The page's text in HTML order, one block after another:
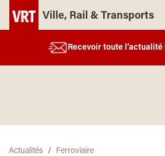
Ville, Rail & Transports
Recevoir toute
Actualités
Ferroviaire